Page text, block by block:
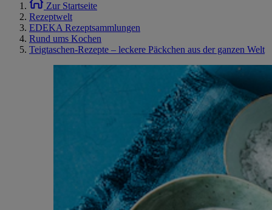
Zur Startseite
Rezeptwelt
EDEKA Rezeptsammlungen
Rund ums Kochen
Teigtaschen-Rezepte – leckere Päckchen aus der ganzen Welt